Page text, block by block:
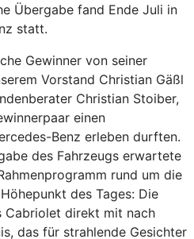
Übergabe fand Ende Juli in
statt.
Gewinner von seiner
Vorstand Christian Gäßl
Christian Stoiber,
einen
Benz erleben durften.
des Fahrzeugs erwartete
rund um die
des Tages: Die
Cabriolet direkt mit nach
das für strahlende Gesichter